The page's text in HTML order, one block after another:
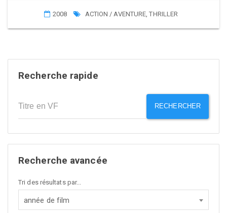
2008 ACTION / AVENTURE,THRILLER
Recherche rapide
RECHERCHER
Recherche avancée
Tri des résultats par...
année de film